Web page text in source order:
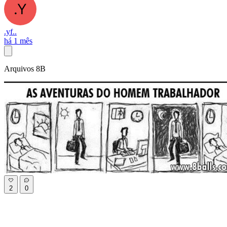
.yf..
há 1 mês
Arquivos 8B
2 0